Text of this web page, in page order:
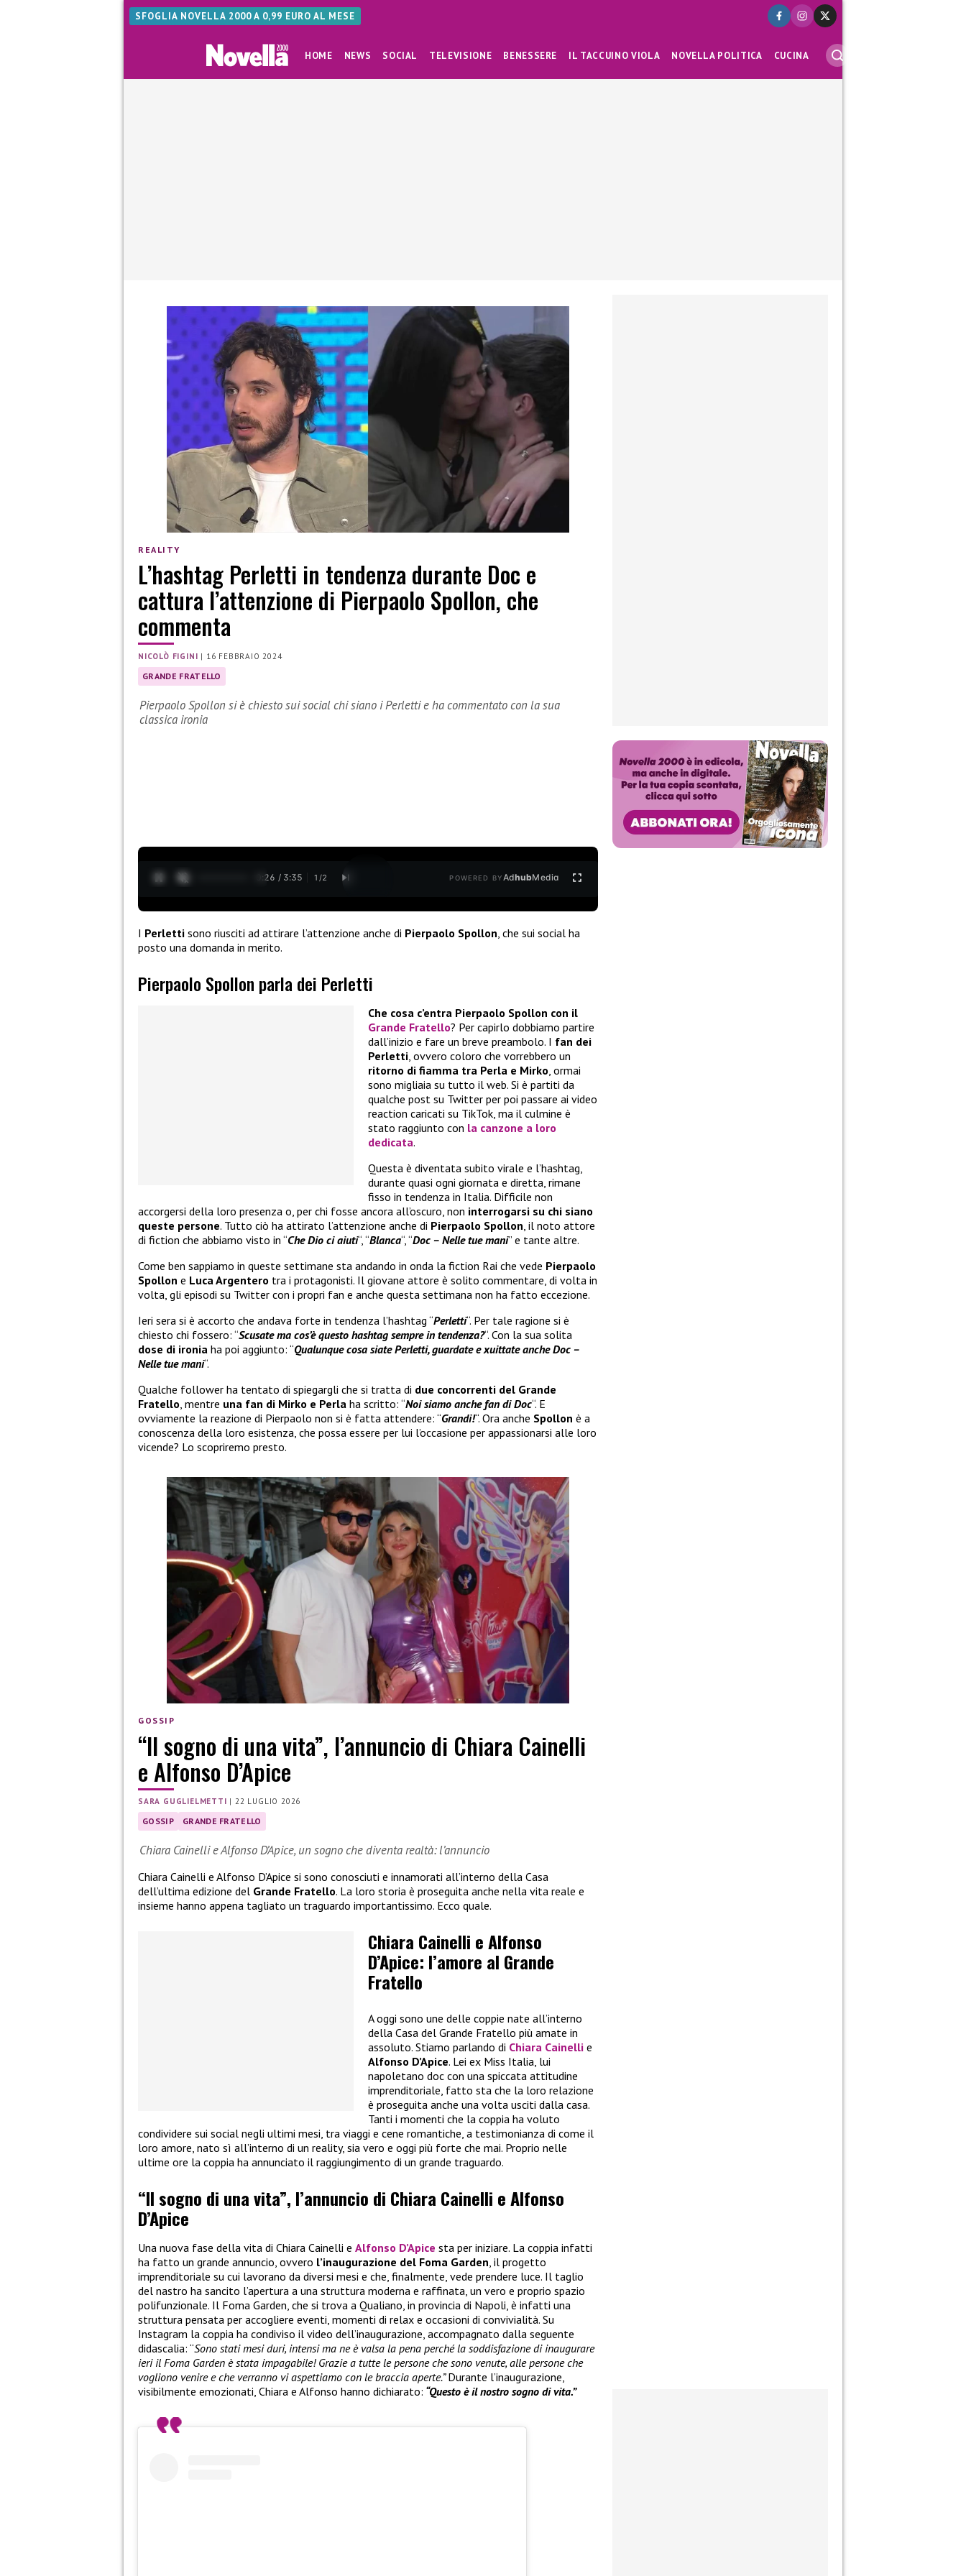
SFOGLIA NOVELLA 2000 A 0,99 EURO AL MESE
HOME NEWS SOCIAL TELEVISIONE BENESSERE IL TACCUINO VIOLA NOVELLA POLITICA CUCINA
REALITY
L’hashtag Perletti in tendenza durante Doc e
cattura l’attenzione di Pierpaolo Spollon, che
commenta
NICOLÒ FIGINI | 16 FEBBRAIO 2024
GRANDE FRATELLO
Pierpaolo Spollon si è chiesto sui social chi siano i Perletti e ha commentato con la sua
classica ironia
0:27 / 3:35 1 /2 POWERED BYAdhubMedia
I Perletti sono riusciti ad attirare l’attenzione anche di Pierpaolo Spollon , che sui social ha
posto una domanda in merito.
Pierpaolo Spollon parla dei Perletti
Che cosa c’entra Pierpaolo Spollon con il
Grande Fratello? Per capirlo dobbiamo partire
dall’inizio e fare un breve preambolo. I fan dei
Perletti, ovvero coloro che vorrebbero un
ritorno di fiamma tra Perla e Mirko, ormai
sono migliaia su tutto il web. Si è partiti da
qualche post su Twitter per poi passare ai video
reaction caricati su TikTok, ma il culmine è
stato raggiunto con la canzone a loro
dedicata.
Questa è diventata subito virale e l’hashtag,
durante quasi ogni giornata e diretta, rimane
fisso in tendenza in Italia. Difficile non
accorgersi della loro presenza o, per chi fosse ancora all’oscuro, non interrogarsi su chi siano
queste persone. Tutto ciò ha attirato l’attenzione anche di Pierpaolo Spollon, il noto attore
di fiction che abbiamo visto in “Che Dio ci aiuti“, “Blanca“, “Doc – Nelle tue mani” e tante altre.
Come ben sappiamo in queste settimane sta andando in onda la fiction Rai che vede Pierpaolo
Spollon e Luca Argentero tra i protagonisti. Il giovane attore è solito commentare, di volta in
volta, gli episodi su Twitter con i propri fan e anche questa settimana non ha fatto eccezione.
Ieri sera si è accorto che andava forte in tendenza l’hashtag “Perletti“. Per tale ragione si è
chiesto chi fossero: “Scusate ma cos’è questo hashtag sempre in tendenza?“. Con la sua solita
dose di ironia ha poi aggiunto: “Qualunque cosa siate Perletti, guardate e xuittate anche Doc –
Nelle tue mani“.
Qualche follower ha tentato di spiegargli che si tratta di due concorrenti del Grande
Fratello, mentre una fan di Mirko e Perla ha scritto: “Noi siamo anche fan di Doc“. E
ovviamente la reazione di Pierpaolo non si è fatta attendere: “Grandi!“. Ora anche Spollon è a
conoscenza della loro esistenza, che possa essere per lui l’occasione per appassionarsi alle loro
vicende? Lo scopriremo presto.
GOSSIP
“Il sogno di una vita”, l’annuncio di Chiara Cainelli
e Alfonso D’Apice
SARA GUGLIELMETTI |22 LUGLIO 2026
GOSSIP GRANDE FRATELLO
Chiara Cainelli e Alfonso D’Apice, un sogno che diventa realtà: l’annuncio
Chiara Cainelli e Alfonso D’Apice si sono conosciuti e innamorati all’interno della Casa
dell’ultima edizione del Grande Fratello. La loro storia è proseguita anche nella vita reale e
insieme hanno appena tagliato un traguardo importantissimo. Ecco quale.
Chiara Cainelli e Alfonso
D’Apice: l’amore al Grande
Fratello
A oggi sono une delle coppie nate all’interno
della Casa del Grande Fratello più amate in
assoluto. Stiamo parlando di Chiara Cainelli e
Alfonso D’Apice. Lei ex Miss Italia, lui
napoletano doc con una spiccata attitudine
imprenditoriale, fatto sta che la loro relazione
è proseguita anche una volta usciti dalla casa.
Tanti i momenti che la coppia ha voluto
condividere sui social negli ultimi mesi, tra viaggi e cene romantiche, a testimonianza di come il
loro amore, nato sì all’interno di un reality, sia vero e oggi più forte che mai. Proprio nelle
ultime ore la coppia ha annunciato il raggiungimento di un grande traguardo.
“Il sogno di una vita”, l’annuncio di Chiara Cainelli e Alfonso
D’Apice
Una nuova fase della vita di Chiara Cainelli e Alfonso D’Apice sta per iniziare. La coppia infatti
ha fatto un grande annuncio, ovvero l’inaugurazione del Foma Garden, il progetto
imprenditoriale su cui lavorano da diversi mesi e che, finalmente, vede prendere luce. Il taglio
del nastro ha sancito l’apertura a una struttura moderna e raffinata, un vero e proprio spazio
polifunzionale. Il Foma Garden, che si trova a Qualiano, in provincia di Napoli, è infatti una
struttura pensata per accogliere eventi, momenti di relax e occasioni di convivialità. Su
Instagram la coppia ha condiviso il video dell’inaugurazione, accompagnato dalla seguente
didascalia: “Sono stati mesi duri, intensi ma ne è valsa la pena perché la soddisfazione di inaugurare
ieri il Foma Garden è stata impagabile! Grazie a tutte le persone che sono venute, alle persone che
vogliono venire e che verranno vi aspettiamo con le braccia aperte.”Durante l’inaugurazione,
visibilmente emozionati, Chiara e Alfonso hanno dichiarato: “Questo è il nostro sogno di vita.”